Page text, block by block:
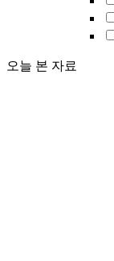
오늘 본 자료